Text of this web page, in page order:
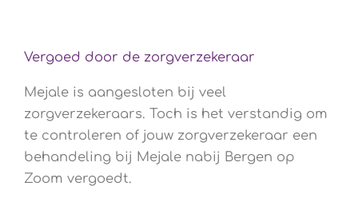
Vergoed door de zorgverzekeraar
Mejale is aangesloten bij veel
zorgverzekeraars. Toch is het verstandig om
te controleren of jouw zorgverzekeraar een
behandeling bij Mejale nabij Bergen op
Zoom vergoedt.